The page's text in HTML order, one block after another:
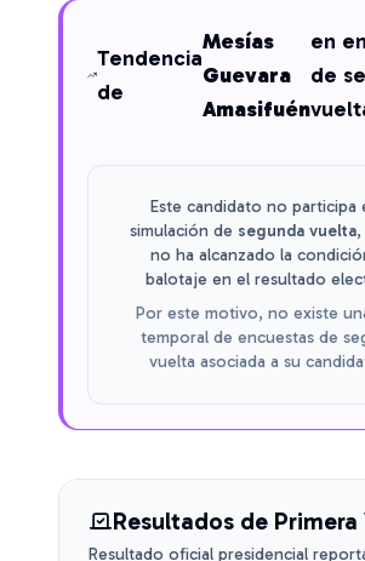
Tendencia
de
Mesías
Guevara
Amasifuén
en
de
Este candidato no participa
simulación de segunda vuelta
no ha alcanzado la
balotaje en el resultado
Por este motivo, no existe
temporal de encuestas de
vuelta asociada a su
Resultados de Primera
Resultado oficial presidencial